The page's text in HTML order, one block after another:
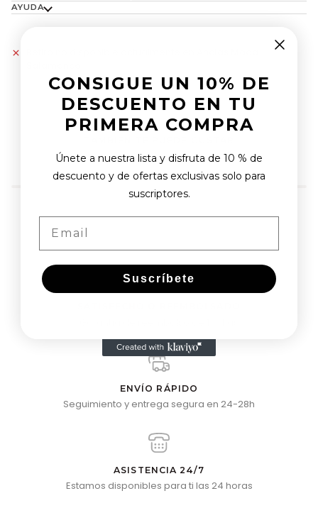
AYUDA
ENVÍO RÁPIDO
Seguimiento y entrega segura en 24-28h
ASISTENCIA 24/7
Estamos disponibles para ti las 24 horas
CONSIGUE UN 10% DE
DESCUENTO EN TU
PRIMERA COMPRA
Únete a nuestra lista y disfruta de 10 % de
descuento y de ofertas exclusivas solo para
suscriptores.
Suscríbete